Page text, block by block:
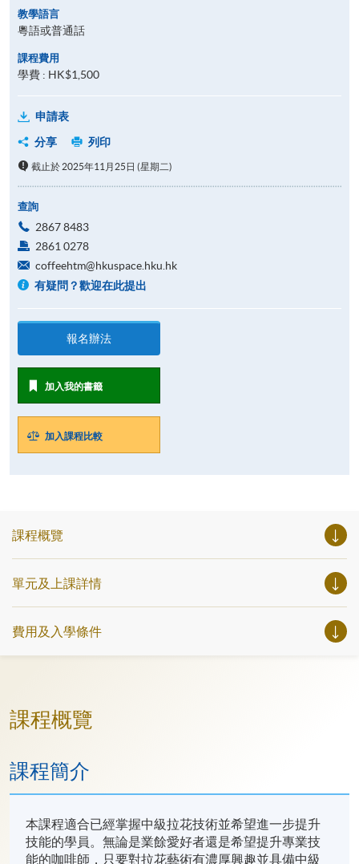
教學語言
粵語或普通話
課程費用
學費 : HK$1,500
申請表
分享
列印
截止於 2025年11月25日 (星期二)
查詢
2867 8483
2861 0278
coffeehtm@hkuspace.hku.hk
有疑問？歡迎在此提出
報名辦法
加入我的書籤
加入課程比較
課程概覽
單元及上課詳情
費用及入學條件
課程概覽
課程簡介
本課程適合已經掌握中級拉花技術並希望進一步提升
技能的學員。無論是業餘愛好者還是希望提升專業技
能的咖啡師，只要對拉花藝術有濃厚興趣並具備中級